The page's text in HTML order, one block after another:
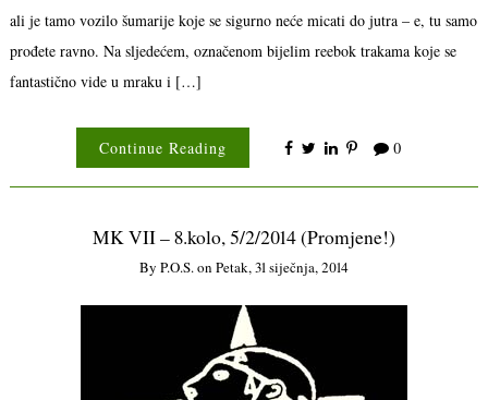
ali je tamo vozilo šumarije koje se sigurno neće micati do jutra – e, tu samo
prođete ravno. Na sljedećem, označenom bijelim reebok trakama koje se
fantastično vide u mraku i […]
Continue Reading 0
MK VII – 8.kolo, 5/2/2014 (Promjene!)
By P.o.s.on Petak, 31 siječnja, 2014